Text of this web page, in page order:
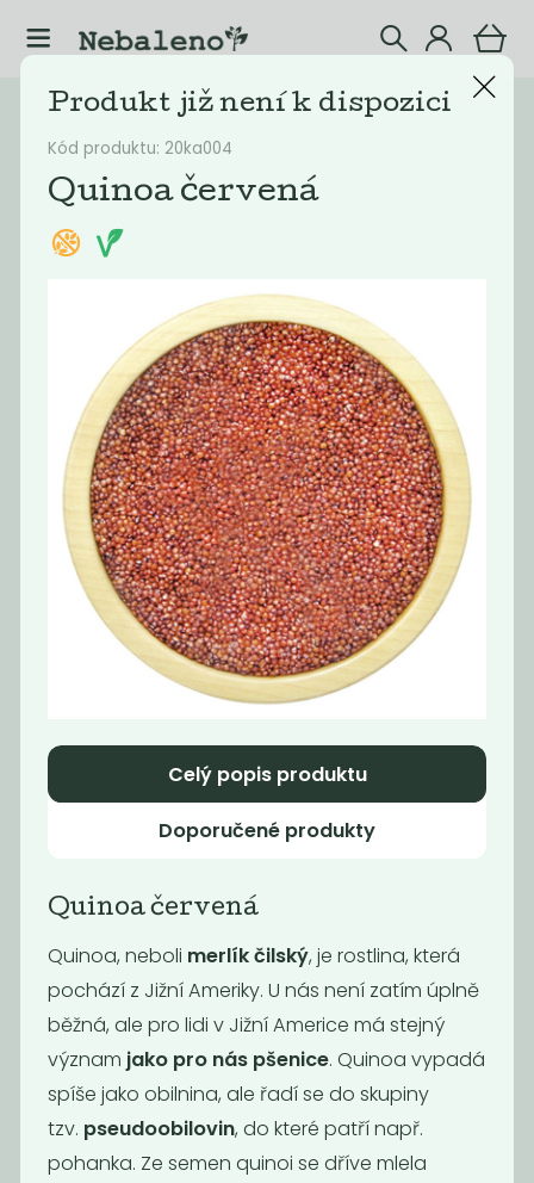
Katalog Potraviny
Filtrovat produkty
Quinoa barevná
Momentálně
nedostupné
Pohanka
lámanka BIO
75
Pohanka
loupaná světlá
BIO
145Kč/ Kg
Pohanka
loupaná hnědá
59Kč/ Kg
Kód produktu: 20ka004
Quinoa červená
Produkt již není k dispozici
Celý popis produktu
Doporučené produkty
Quinoa červená
Quinoa, neboli merlík čilský, je rostlina, která
pochází z Jižní Ameriky. U nás není zatím úplně
běžná, ale pro lidi v Jižní Americe má stejný
význam jako pro nás pšenice. Quinoa vypadá
spíše jako obilnina, ale řadí se do skupiny
tzv. pseudoobilovin, do které patří např.
pohanka. Ze semen quinoi se dříve mlela